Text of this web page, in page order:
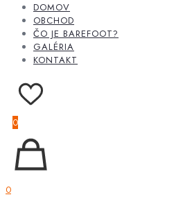
DOMOV
OBCHOD
ČO JE BAREFOOT?
GALÉRIA
KONTAKT
0
0